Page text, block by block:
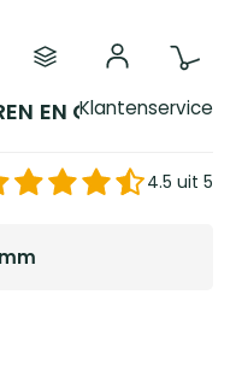
EN GEREEDSCHAP
Klantenservice
4.5 uit 5